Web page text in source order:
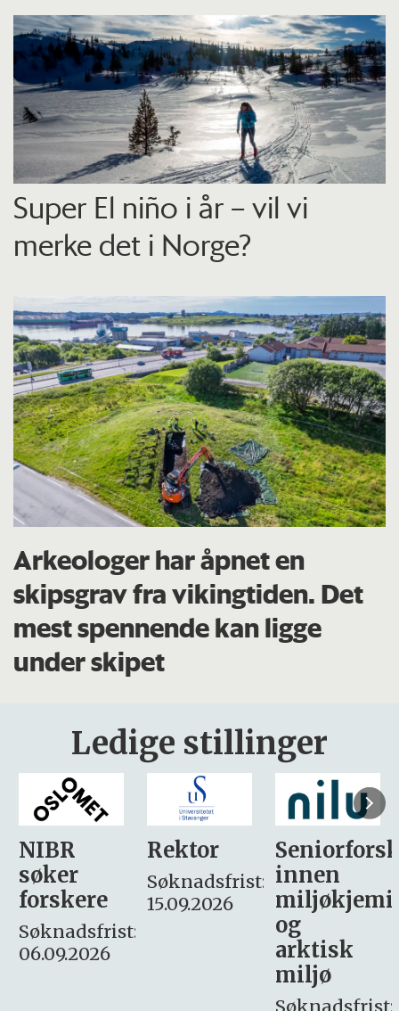
Super El niño i år – vil vi
merke det i Norge?
Arkeologer har åpnet en
skipsgrav fra vikingtiden. Det
mest spennende kan ligge
under skipet
Ledige stillinger
Rektor
Søknadsfrist:
15.09.2026
Seniorforsker
innen
miljøkjemi
søker
– fast
Søknadsfrist:
16. august.